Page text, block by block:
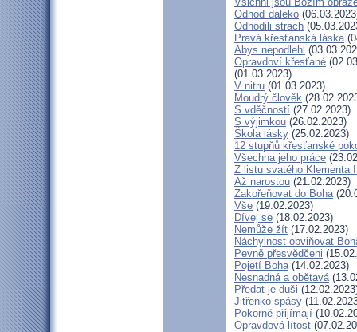
Odhoď daleko
Odhodili strach
Pravá křesťanská láska
Abys nepodlehl
Opravdoví křesťané
(01.03.2023)
V nitru (01.03.2023)
Moudrý člověk
S vděčností (27.02.2023)
S výjimkou (26.02.2023)
Škola lásky (25.02.2023)
12 stupňů křesťanské
Všechna jeho práce
Z listu svatého Klementa
Až narostou (21.02.2023)
Zakořeňovat do Boha
Vše (19.02.2023)
Dívej se (18.02.2023)
Nemůže žít (17.02.2023)
Náchylnost obviňovat
Pevně přesvědčeni
Pojetí Boha(14.02.2023)
Nesnadná a obětavá
Předat je duši
Jitřenko spásy
Pokorně přijímají
Opravdová lítost